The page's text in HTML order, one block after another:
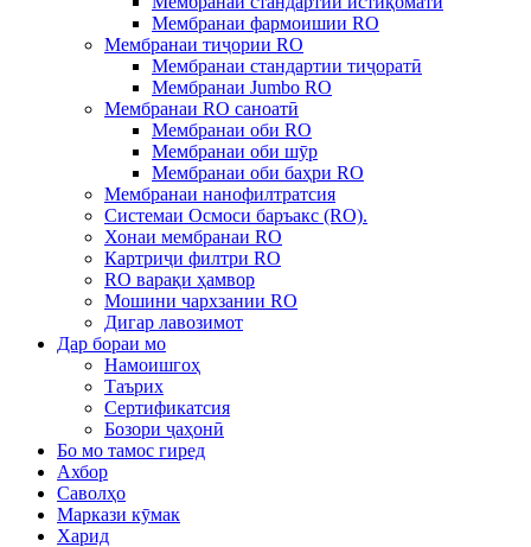
Мембранаи фармоишии RO
Мембранаи тиҷории RO
Мембранаи стандартии тиҷоратӣ
Мембранаи Jumbo RO
Мембранаи RO саноатӣ
Мембранаи оби RO
Мембранаи оби шӯр
Мембранаи оби баҳри RO
Мембранаи нанофилтратсия
Системаи Осмоси баръакс (RO).
Хонаи мембранаи RO
Картриҷи филтри RO
RO варақи ҳамвор
Мошини чархзании RO
Дигар лавозимот
Дар бораи мо
Намоишгоҳ
Таърих
Сертификатсия
Бозори ҷаҳонӣ
Бо мо тамос гиред
Ахбор
Саволҳо
Маркази кӯмак
Харид